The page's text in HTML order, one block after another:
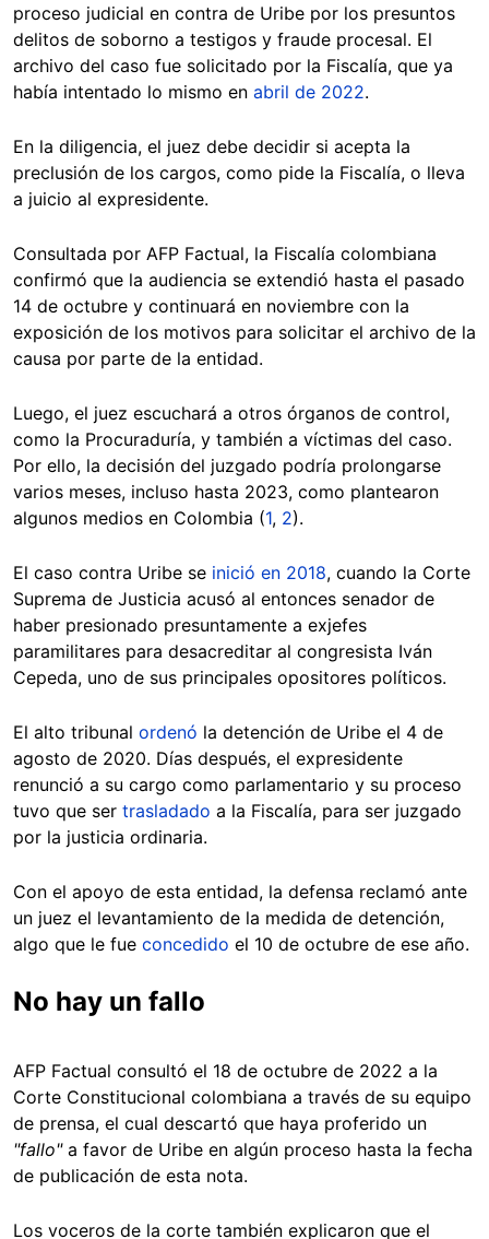
proceso judicial en contra de Uribe por los presuntos
delitos de soborno a testigos y fraude procesal. El
archivo del caso fue solicitado por la Fiscalía, que ya
había intentado lo mismo en abril de 2022.
En la diligencia, el juez debe decidir si acepta la
preclusión de los cargos, como pide la Fiscalía, o lleva
a juicio al expresidente.
Consultada por AFP Factual, la Fiscalía colombiana
confirmó que la audiencia se extendió hasta el pasado
14 de octubre y continuará en noviembre con la
exposición de los motivos para solicitar el archivo de la
causa por parte de la entidad.
Luego, el juez escuchará a otros órganos de control,
como la Procuraduría, y también a víctimas del caso.
Por ello, la decisión del juzgado podría prolongarse
varios meses, incluso hasta 2023, como plantearon
algunos medios en Colombia (1, 2).
El caso contra Uribe se inició en 2018, cuando la Corte
Suprema de Justicia acusó al entonces senador de
haber presionado presuntamente a exjefes
paramilitares para desacreditar al congresista Iván
Cepeda, uno de sus principales opositores políticos.
El alto tribunal ordenó la detención de Uribe el 4 de
agosto de 2020. Días después, el expresidente
renunció a su cargo como parlamentario y su proceso
tuvo que ser trasladado a la Fiscalía, para ser juzgado
por la justicia ordinaria.
Con el apoyo de esta entidad, la defensa reclamó ante
un juez el levantamiento de la medida de detención,
algo que le fue concedido el 10 de octubre de ese año.
No hay un fallo
AFP Factual consultó el 18 de octubre de 2022 a la
Corte Constitucional colombiana a través de su equipo
de prensa, el cual descartó que haya proferido un
"fallo"a favor de Uribe en algún proceso hasta la fecha
de publicación de esta nota.
Los voceros de la corte también explicaron que el